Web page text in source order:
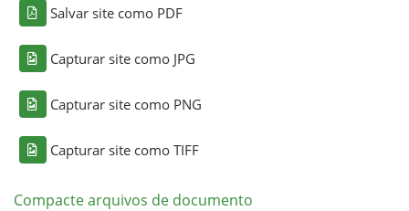
Salvar site como PDF
Capturar site como JPG
Capturar site como PNG
Capturar site como TIFF
Compacte arquivos de documento